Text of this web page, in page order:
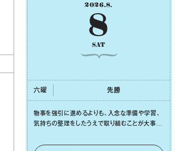
2026.8.
8
SAT
六曜 先勝
物事を強引に進めるよりも、⼊念な準備や学習、
気持ちの整理をしたうえで取り組むことが⼤事な
も焦らないで。意思を伝える⼯夫をしたり、あなた